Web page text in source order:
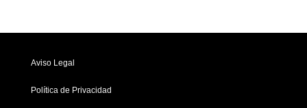
Aviso Legal
Política de Privacidad